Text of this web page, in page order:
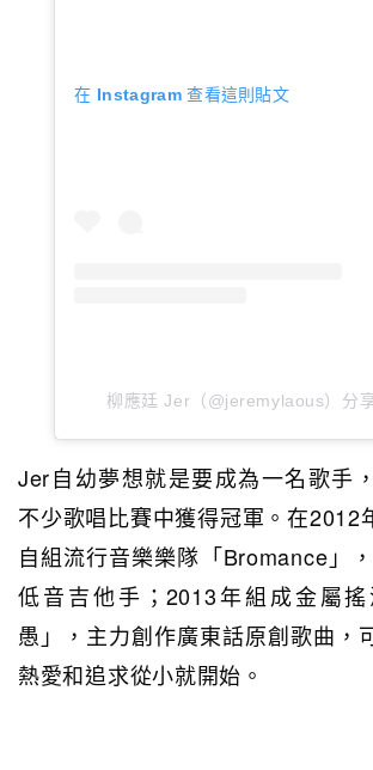
在 Instagram 查看這則貼文
柳應廷 Jer（@jeremylaous）分
Jer自幼夢想就是要成為一名歌手
不少歌唱比賽中獲得冠軍。在2012
自組流行音樂樂隊「Bromance」
低音吉他手；2013年組成金屬
愚」，主力創作廣東話原創歌曲，
熱愛和追求從小就開始。